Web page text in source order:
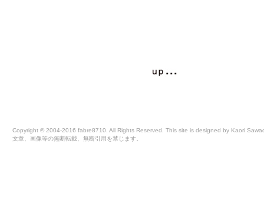
Copyright © 2004-2016 fabre8710. All Rights Reserved. This site is designed by Kaori
文章、画像等の無断転載、無断引用を禁じます。